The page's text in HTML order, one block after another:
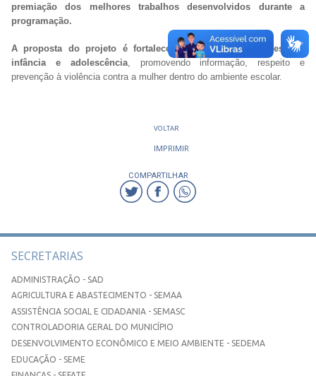
premiação dos melhores trabalhos desenvolvidos durante a
programação.
A proposta do projeto é fortalecer a conscientização desde a
infância e adolescência, promovendo informação, respeito e
prevenção à violência contra a mulher dentro do ambiente escolar.
VOLTAR
IMPRIMIR
COMPARTILHAR
SECRETARIAS
ADMINISTRAÇÃO - SAD
AGRICULTURA E ABASTECIMENTO - SEMAA
ASSISTÊNCIA SOCIAL E CIDADANIA - SEMASC
CONTROLADORIA GERAL DO MUNICÍPIO
DESENVOLVIMENTO ECONÔMICO E MEIO AMBIENTE - SEDEMA
EDUCAÇÃO - SEME